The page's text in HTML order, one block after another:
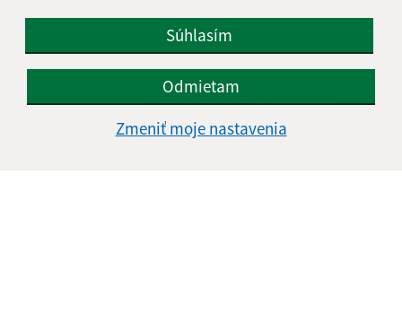
Súhlasím
Odmietam
Zmeniť moje nastavenia
Informácie o stránke:
Vyhlásenie o prístupnosti